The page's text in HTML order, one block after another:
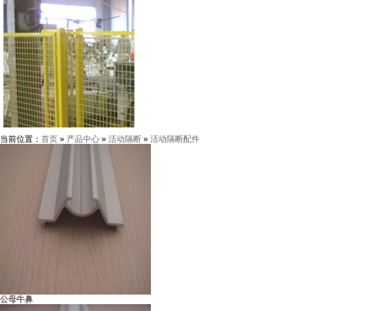
当前位置： 首页 » 产品中心 » 活动隔断 » 活动隔断配件
公母牛鼻